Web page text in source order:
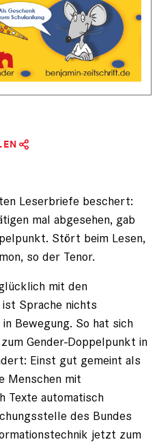
Leser­briefe beschert:
mal ab­gesehen, gab
Stört beim Lesen,
so der Tenor.
mit den
Sprache nichts
Bewegung. So hat sich
Gender-Doppelpunkt in
Einst gut gemeint als
Menschen mit
Texte automatisch
des Bundes
jetzt zum